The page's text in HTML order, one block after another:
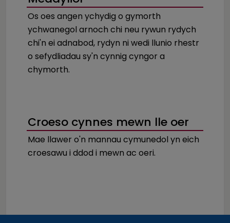
Os oes angen ychydig o gymorth
ychwanegol arnoch chi neu rywun rydych
chi'n ei adnabod, rydyn ni wedi llunio rhestr
o sefydliadau sy'n cynnig cyngor a
chymorth.
Croeso cynnes mewn lle oer
Mae llawer o'n mannau cymunedol yn eich
croesawu i ddod i mewn ac oeri.